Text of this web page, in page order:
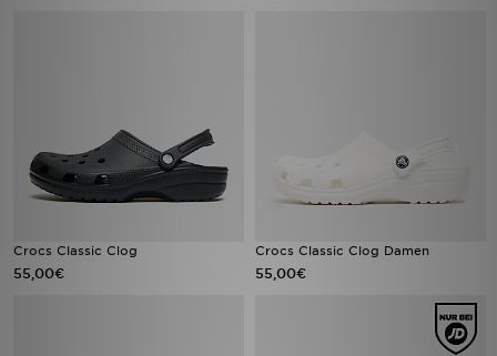
Crocs Classic Clog
55,00€
Crocs Classic Clog Damen
55,00€